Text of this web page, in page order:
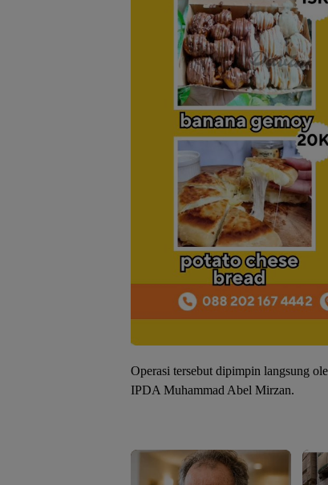
Operasi tersebut dipimpin langsung
IPDA Muhammad Abel Mirzan.